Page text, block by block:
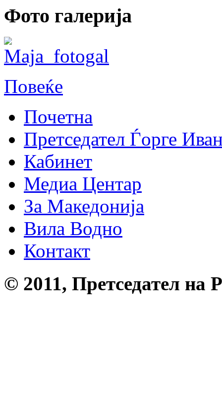
Фото галерија
Повеќе
Почетна
Претседател Ѓорге
Кабинет
Медиа Центар
За Македонија
Вила Водно
Контакт
© 2011, Претседател на